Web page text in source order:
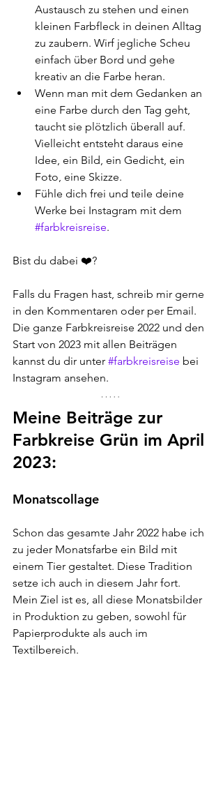
Austausch zu stehen und einen
kleinen Farbfleck in deinen Alltag
zu zaubern. Wirf jegliche Scheu
einfach über Bord und gehe
kreativ an die Farbe heran.
Wenn man mit dem Gedanken an
eine Farbe durch den Tag geht,
taucht sie plötzlich überall auf.
Vielleicht entsteht daraus eine
Idee, ein Bild, ein Gedicht, ein
Foto, eine Skizze.
Fühle dich frei und teile deine
Werke bei Instagram mit dem
#farbkreisreise.
Bist du dabei ❤️?
Falls du Fragen hast, schreib mir gerne
in den Kommentaren oder per Email.
Die ganze Farbkreisreise 2022 und den
Start von 2023 mit allen Beiträgen
kannst du dir unter #farbkreisreise bei
Instagram ansehen.
Meine Beiträge zur
Farbkreise Grün im April
2023:
Monatscollage
Schon das gesamte Jahr 2022 habe ich
zu jeder Monatsfarbe ein Bild mit
einem Tier gestaltet. Diese Tradition
setze ich auch in diesem Jahr fort.
Mein Ziel ist es, all diese Monatsbilder
in Produktion zu geben, sowohl für
Papierprodukte als auch im
Textilbereich.